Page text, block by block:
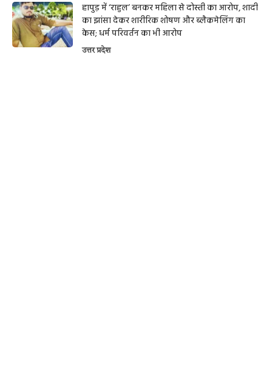
हापुड़ में ‘राहुल’ बनकर महिला से दोस्ती का आरोप, शादी
का झांसा देकर शारीरिक शोषण और ब्लैकमेलिंग का
केस; धर्म परिवर्तन का भी आरोप
उत्तर प्रदेश